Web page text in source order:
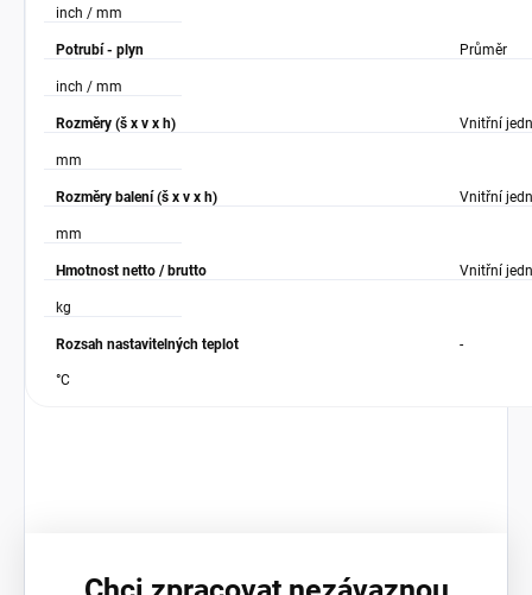
inch / mm
Potrubí - plyn Průměr
inch / mm
Rozměry (š x v x h) Vnitřní
mm
Rozměry balení (š x v x h) Vnitřní
mm
Hmotnost netto / brutto Vnitřní
kg
Rozsah nastavitelných teplot -
°C